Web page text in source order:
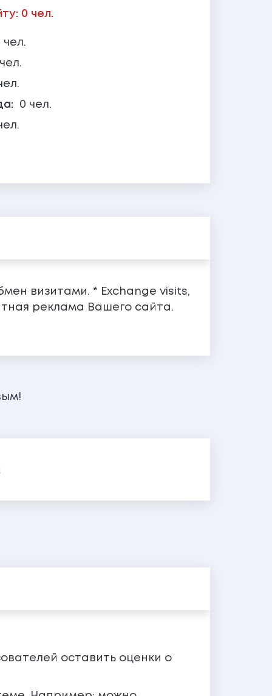
0 чел.
чел.
0 чел.
визитами. * Exchange visits,
реклама Вашего сайта.
оставить оценки о